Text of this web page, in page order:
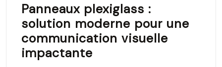
Panneaux plexiglass :
solution moderne pour une
communication visuelle
impactante